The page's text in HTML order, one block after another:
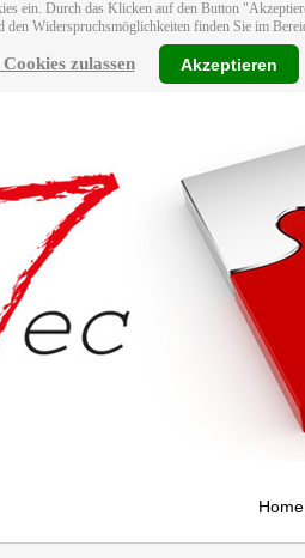
ein. Durch das Klicken auf den Button
Widerspruchsmöglichkeiten finden Sie im
zulassen Akzeptieren
Home